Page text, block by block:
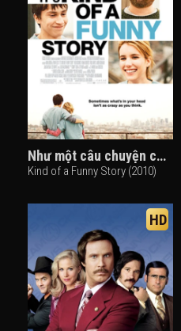
Như một câu chuyện cười
Kind of a Funny Story (2010)
HD